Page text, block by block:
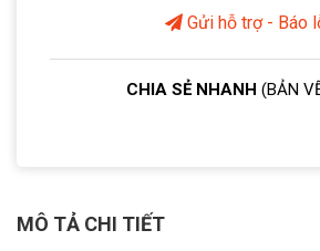
Gửi hỗ trợ - Báo
CHIA SẺ NHANH (BẢN
MÔ TẢ CHI TIẾT